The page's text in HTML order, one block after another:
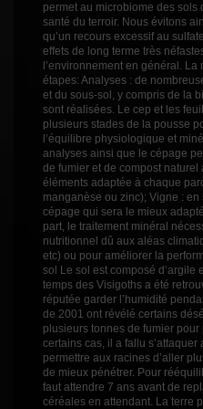
permet au microbiome des sols
santé du terroir. Nous évitons
qu’un recours excessif au
effets de long terme très
l’environnement en général.
étapes: Analyses : de
et du sous-sol, y compris de la
sont réalisées. Le cep et les
plusieurs stades de la pousse
l’équilibre physiologique et
analyses ainsi que le cépage
de fumier et de compost naturel
éléments adaptée à chaque
manganèse ou zinc); Vigne : en
cépage qui sera le mieux
part, le traitement minéral
nutritionnel dû aux aléas
etc) ou pour améliorer la
sol Le sol est composé d’argile
temps des Visigoths a été
réputée garder l’humidité
de 2001 ont révélé certains
plusieurs tonnes de fumier
certains cas, il a fallu
permettre aux racines d’aller
de mieux pénétrer. Pour
faut attendre 7 ans avant de
céréales en attendant. La terre